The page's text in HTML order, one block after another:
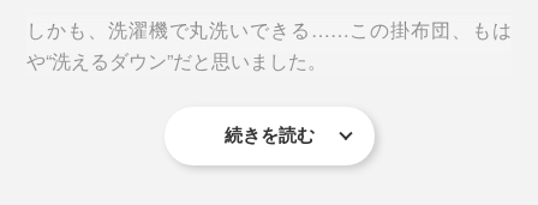
しかも、洗濯機で丸洗いできる……この掛布団、もは
や“洗えるダウン”だと思いました。
続きを読む